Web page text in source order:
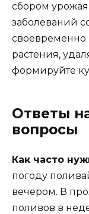
сбором
заболеваний
своевременно
растения,
формируйте
Ответы
вопросы
Как часто
погоду
вечером. В
поливов в